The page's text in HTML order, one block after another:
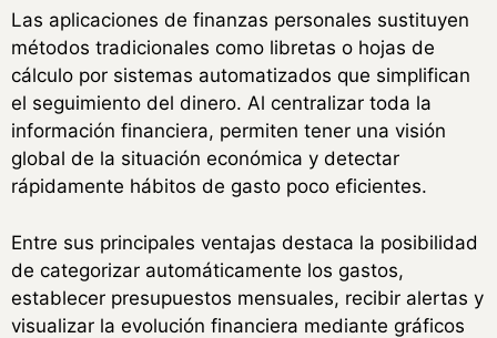
Las aplicaciones de finanzas personales sustituyen
métodos tradicionales como libretas o hojas de
cálculo por sistemas automatizados que simplifican
el seguimiento del dinero. Al centralizar toda la
información financiera, permiten tener una visión
global de la situación económica y detectar
rápidamente hábitos de gasto poco eficientes.
Entre sus principales ventajas destaca la posibilidad
de categorizar automáticamente los gastos,
establecer presupuestos mensuales, recibir alertas y
visualizar la evolución financiera mediante gráficos